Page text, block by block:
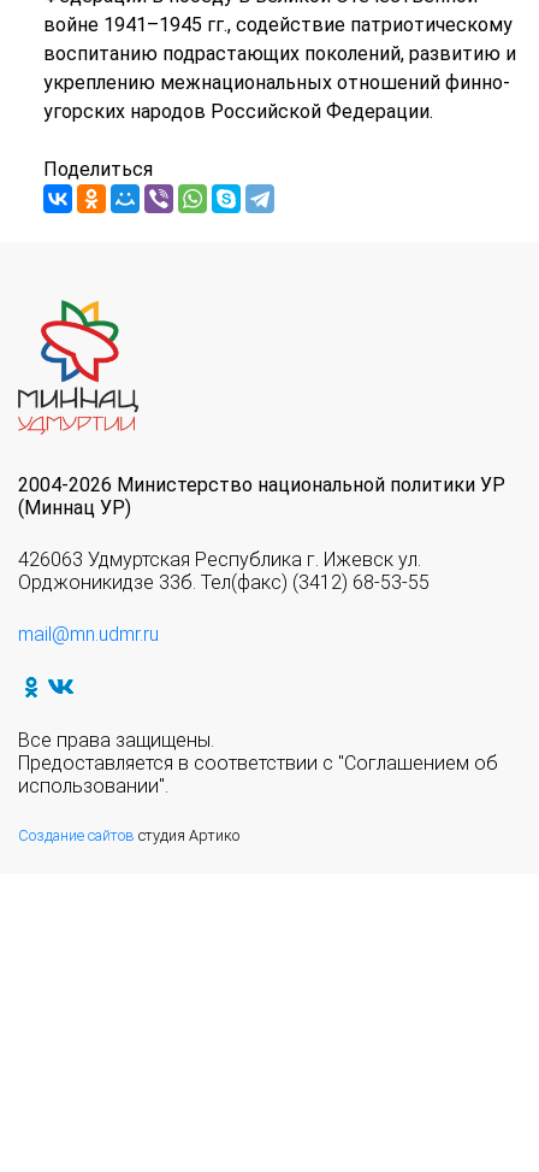
войне 1941–1945 гг., содействие патриотическому
воспитанию подрастающих поколений, развитию и
укреплению межнациональных отношений финно-
угорских народов Российской Федерации.
Поделиться
2004-2026 Министерство национальной политики УР
(Миннац УР)
426063 Удмуртская Республика г. Ижевск ул.
Орджоникидзе 33б. Тел(факс) (3412) 68-53-55
mail@mn.udmr.ru
Все права защищены.
Предоставляется в соответствии с "Соглашением об
использовании".
Создание сайтов студия Артико